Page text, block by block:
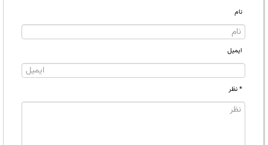
نام
ایمیل
* نظر